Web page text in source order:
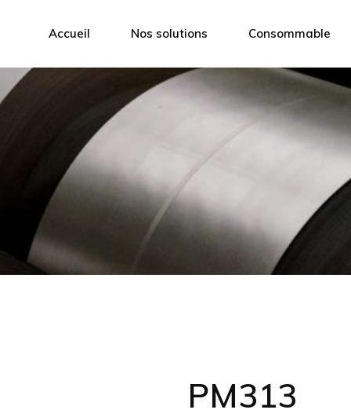
Accueil Nos solutions
Cerclage
Consommable
Feuillard
film Airpad
PM313